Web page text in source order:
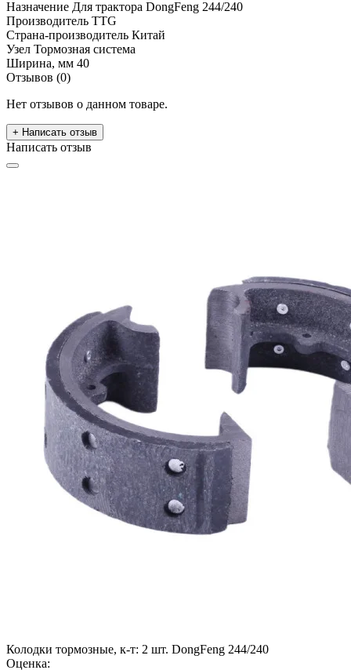
Назначение Для трактора DongFeng 244/240
Производитель TTG
Страна-производитель Китай
Узел Тормозная система
Ширина, мм 40
Отзывов (0)
Нет отзывов о данном товаре.
+ Написать отзыв
Написать отзыв
Колодки тормозные, к-т: 2 шт. DongFeng 244/240
Оценка: